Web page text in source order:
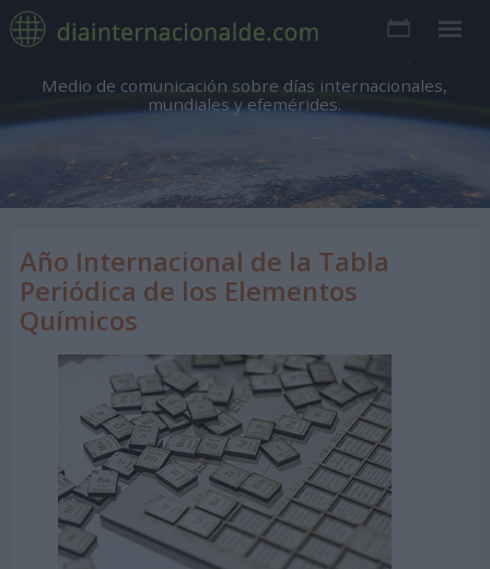
Medio de comunicación sobre días internacionales,
mundiales y efemérides.
Año Internacional de la Tabla
Periódica de los Elementos
Químicos